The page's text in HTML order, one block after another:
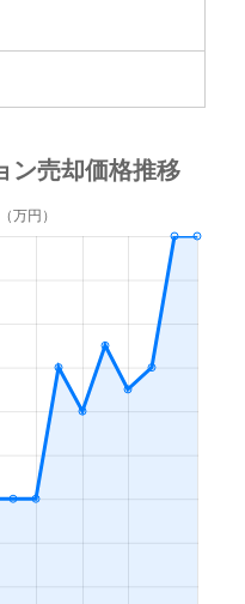
環状通東
環状通東
北18条
北18条
北18条
北18条